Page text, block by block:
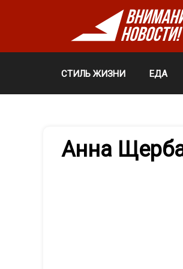
СТИЛЬ ЖИЗНИ ЕДА
Анна